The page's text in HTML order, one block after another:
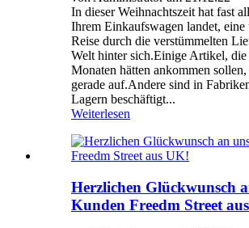
In dieser Weihnachtszeit hat fast
Ihrem Einkaufswagen landet, eine
Reise durch die verstümmelten
Welt hinter sich.Einige Artikel, die
Monaten hätten ankommen sollen,
gerade auf.Andere sind in
Lagern beschäftigt...
Weiterlesen
Herzlichen Glückwunsch
Kunden Freedm Street